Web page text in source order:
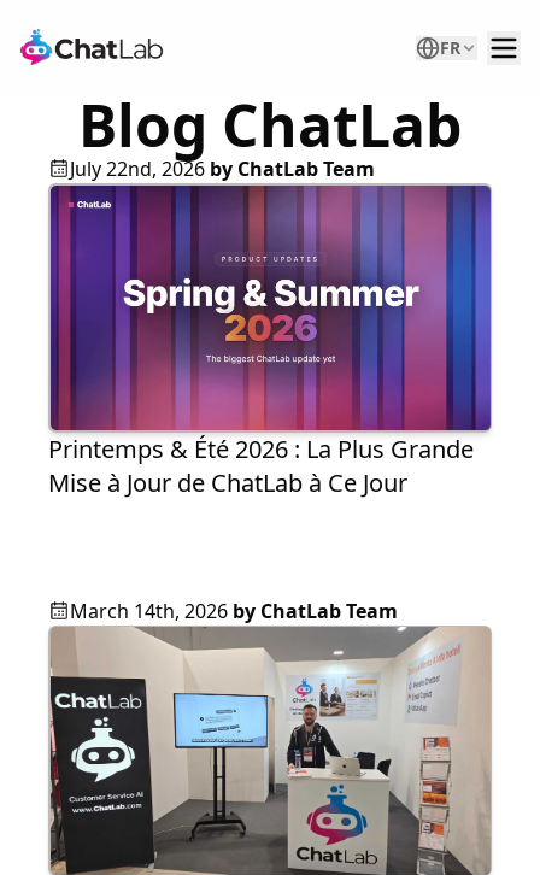
FR
Blog ChatLab
July 22nd, 2026 by ChatLab Team
Printemps & Été 2026 : La Plus Grande
Mise à Jour de ChatLab à Ce Jour
March 14th, 2026 by ChatLab Team